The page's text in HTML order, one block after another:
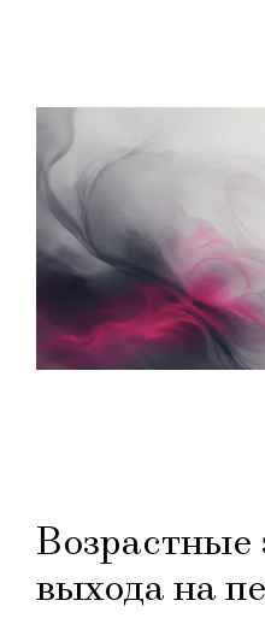
Возрастные
выхода на